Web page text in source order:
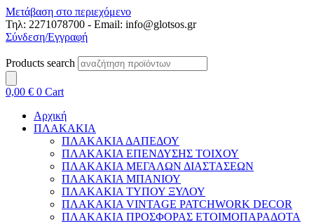
Μετάβαση στο περιεχόμενο
Τηλ: 2271078700 - Email: info@glotsos.gr
Σύνδεση/Εγγραφή
Products search
0,00 € 0 Cart
Αρχική
ΠΛΑΚΑΚΙΑ
ΠΛΑΚΑΚΙΑ ΔΑΠΕΔΟΥ
ΠΛΑΚΑΚΙΑ ΕΠΕΝΔΥΣΗΣ ΤΟΙΧΟΥ
ΠΛΑΚΑΚΙΑ ΜΕΓΑΛΩΝ ΔΙΑΣΤΑΣΕΩΝ
ΠΛΑΚΑΚΙΑ ΜΠΑΝΙΟΥ
ΠΛΑΚΑΚΙΑ ΤΥΠΟΥ ΞΥΛΟΥ
ΠΛΑΚΑΚΙΑ VINTAGE PATCHWORK DECOR
ΠΛΑΚΑΚΙΑ ΠΡΟΣΦΟΡΑΣ ΕΤΟΙΜΟΠΑΡΑΔΟΤΑ